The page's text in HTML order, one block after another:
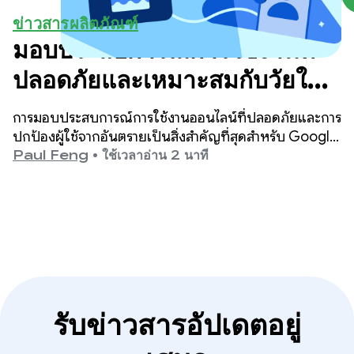
ข่าวสารผลิตภัณฑ์
มอบประสบการณ์การใช้งานที่
ปลอดภัยและเหมาะสมกับวัยใน
Google Play
การมอบประสบการณ์การใช้งานออนไลน์ที่ปลอดภัยและการ
ปกป้องผู้ใช้จากอันตรายเป็นสิ่งสำคัญที่สุดสำหรับ Google
Play
Paul Feng • ใช้เวลาอ่าน 2 นาที
รับข่าวสารอัปเดตอยู่